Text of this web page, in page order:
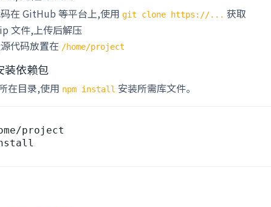
在 GitHub 等平台上,使用git clone https://... 获取
文件,上传后解压
代码放置在 /home/project
装依赖包
在目录,使用 npm install 安装所需库文件。
project